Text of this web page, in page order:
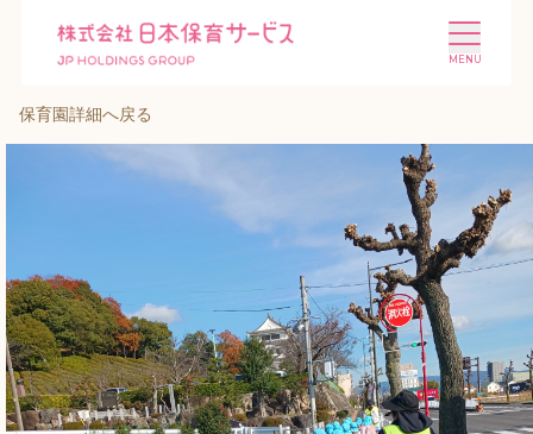
選ばれる理由
会社概要 ニュース
保育園詳細へ戻る